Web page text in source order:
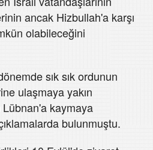
ancak Hizbullah'a karşı
olabileceğini
sık sık ordunun
ulaşmaya yakın
kaymaya
bulunmuştu.